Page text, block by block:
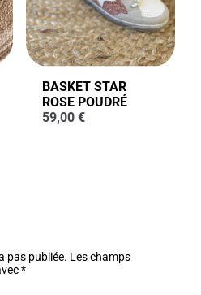
BASKET STAR
ROSE POUDRÉ
59,00 €
pas publiée. Les champs
*